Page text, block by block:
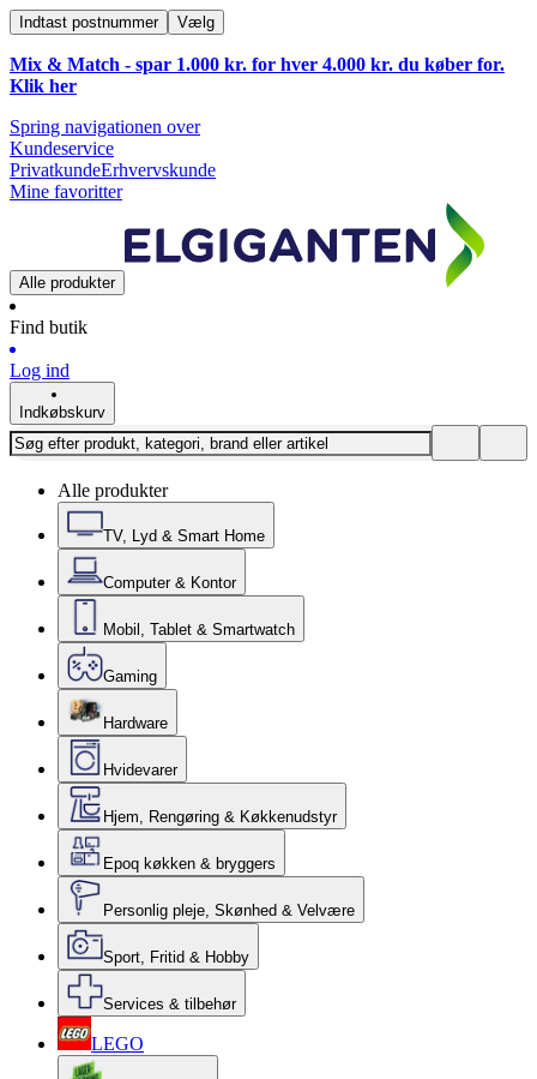
Indtast postnummer Vælg
Mix & Match - spar 1.000 kr. for hver 4.000 kr. du køber for.
Klik her
Spring navigationen over
Kundeservice
PrivatkundeErhvervskunde
Mine favoritter
Alle produkter
Find butik
Log ind
Indkøbskurv
Alle produkter
TV, Lyd & Smart Home
Computer & Kontor
Mobil, Tablet & Smartwatch
Gaming
Hardware
Hvidevarer
Hjem, Rengøring & Køkkenudstyr
Epoq køkken & bryggers
Personlig pleje, Skønhed & Velvære
Sport, Fritid & Hobby
Services & tilbehør
LEGO